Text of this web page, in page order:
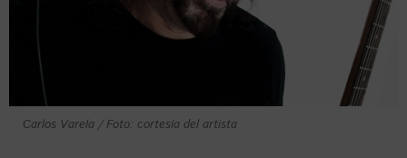
Carlos Varela / Foto: cortesía del artista